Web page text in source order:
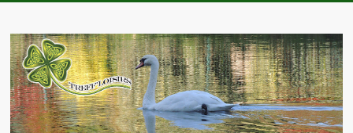
content
TREFF'LOISIRS